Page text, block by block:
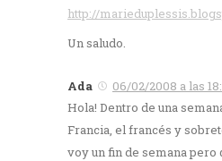
http://
Un saludo.
Ada
06/02/2008 a las
Hola! Dentro de una
Francia, el francés y
voy un fin de semana pero